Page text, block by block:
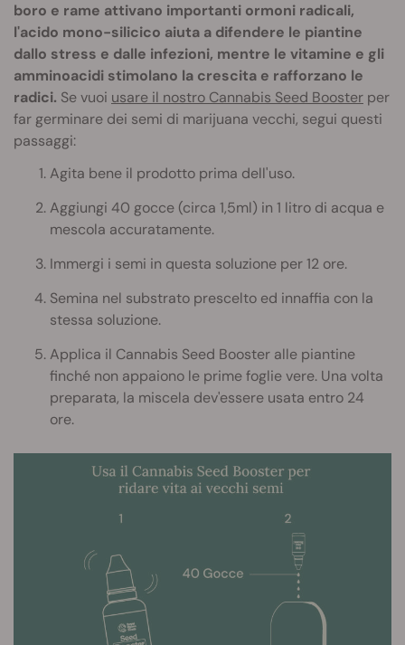
boro e rame attivano importanti ormoni radicali,
l'acido mono-silicico aiuta a difendere le piantine
dallo stress e dalle infezioni, mentre le vitamine e gli
amminoacidi stimolano la crescita e rafforzano le
radici. Se vuoi usare il nostro Cannabis Seed Booster per
far germinare dei semi di marijuana vecchi, segui questi
passaggi:
Agita bene il prodotto prima dell'uso.
Aggiungi 40 gocce (circa 1,5ml) in 1 litro di acqua e
mescola accuratamente.
Immergi i semi in questa soluzione per 12 ore.
Semina nel substrato prescelto ed innaffia con la
stessa soluzione.
Applica il Cannabis Seed Booster alle piantine
finché non appaiono le prime foglie vere. Una volta
preparata, la miscela dev'essere usata entro 24
ore.